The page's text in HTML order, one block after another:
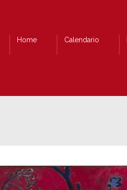
Home Calendario